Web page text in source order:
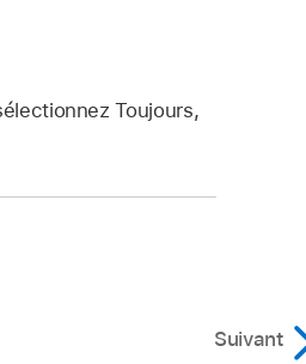
Toujours,
Suivant